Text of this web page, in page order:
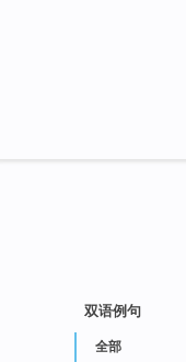
双语例句
全部